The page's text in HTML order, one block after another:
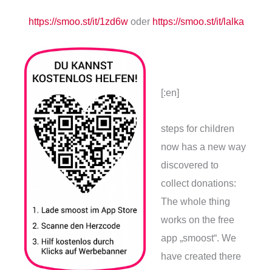
https://smoo.st/it/1zd6woder https://smoo.st/it/lalka
[:en]
steps for children
now has a new way
discovered to
collect donations:
The whole thing
works on the free
app „smoost“. We
have created there